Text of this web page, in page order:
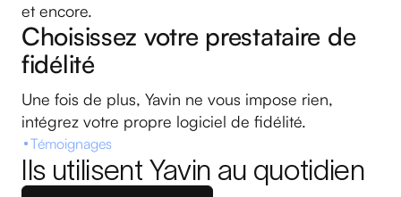
et encore.
Choisissez votre prestataire de
fidélité
Une fois de plus, Yavin ne vous impose rien,
intégrez votre propre logiciel de fidélité.
Témoignages
Ils utilisent Yavin au quotidien